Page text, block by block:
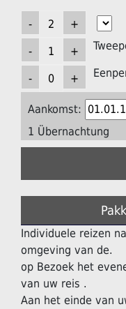
Aankomst:
1 Übernachtung
Individuele reizen
omgeving van de.
op Bezoek het
van uw reis .
Aan het einde van